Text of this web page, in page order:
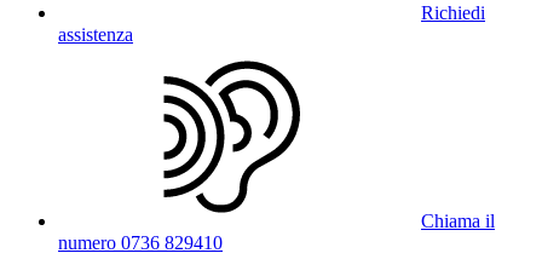
Richiedi
assistenza
Chiama il
numero 0736 829410